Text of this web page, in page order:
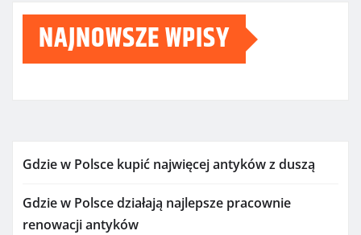
NAJNOWSZE WPISY
Gdzie w Polsce kupić najwięcej antyków z duszą
Gdzie w Polsce działają najlepsze pracownie
renowacji antyków